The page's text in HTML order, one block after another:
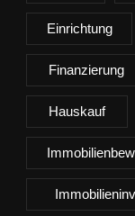
Einrichtung
Finanzierung
Hauskauf